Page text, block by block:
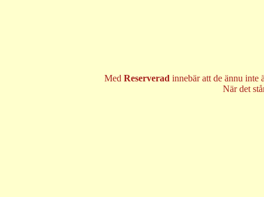
Med Reserverad innebär att de ännu inte
När det